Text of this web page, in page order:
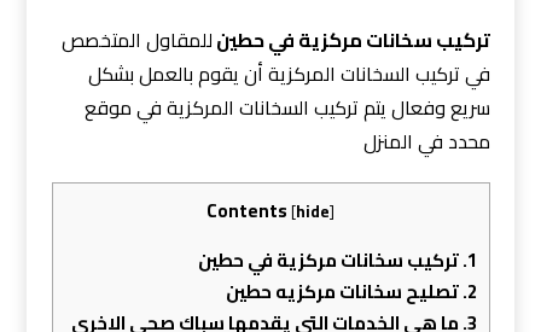
تركيب سخانات مركزية في حطينللمقاول المتخصص
في تركيب السخانات المركزية أن يقوم بالعمل بشكل
سريع وفعال يتم تركيب السخانات المركزية في موقع
محدد في المنزل
Contents[hide]
1. تركيب سخانات مركزية في حطين
2. تصليح سخانات مركزيه حطين
3. ما هي الخدمات التي يقدمها سباك صحي الاخري